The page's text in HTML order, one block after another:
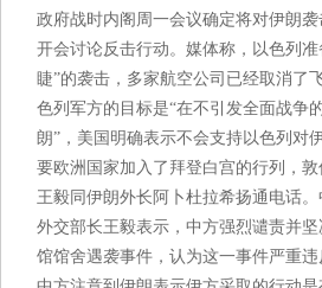
政府战时内阁周一会议确定将对伊朗
开会讨论反击行动。媒体称，以色列
睫”的袭击，多家航空公司已经取消了
色列军方的目标是“在不引发全面战争
朗”，美国明确表示不会支持以色列对
要欧洲国家加入了拜登白宫的行列，敦
王毅同伊朗外长阿卜杜拉希扬通电话。
外交部长王毅表示，中方强烈谴责并
馆馆舍遇袭事件，认为这一事件严重违